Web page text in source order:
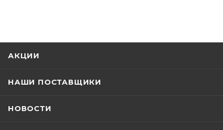
АКЦИИ
НАШИ ПОСТАВЩИКИ
НОВОСТИ